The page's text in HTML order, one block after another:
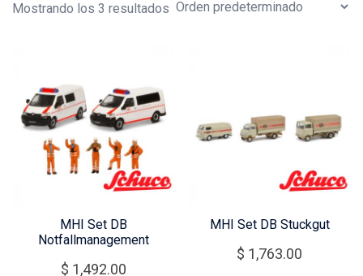
Mostrando los 3 resultados
MHI Set DB
Notfallmanagement
$ 1,492.00
MHI Set DB Stuckgut
$ 1,763.00